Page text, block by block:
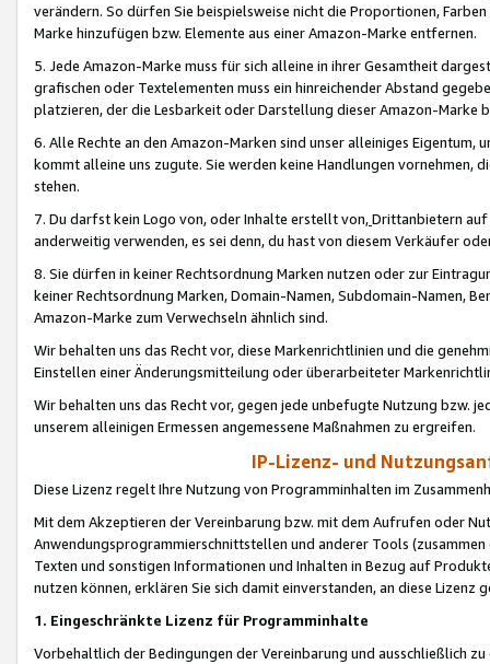
verändern. So dürfen Sie beispielsweise nicht die Proportionen,
Marke hinzufügen bzw. Elemente aus einer Amazon-Marke entfernen.
5. Jede Amazon-Marke muss für sich alleine in ihrer Gesamtheit
grafischen oder Textelementen muss ein hinreichender Abstand
platzieren, der die Lesbarkeit oder Darstellung dieser Amazon-Marke
6. Alle Rechte an den Amazon-Marken sind unser alleiniges
kommt alleine uns zugute. Sie werden keine Handlungen vornehmen,
stehen.
7. Du darfst kein Logo von, oder Inhalte erstellt von,Drittanbietern auf
anderweitig verwenden, es sei denn, du hast von diesem Verkäufer
8. Sie dürfen in keiner Rechtsordnung Marken nutzen oder zur
keiner Rechtsordnung Marken, Domain-Namen, Subdomain-Namen,
Amazon-Marke zum Verwechseln ähnlich sind.
Wir behalten uns das Recht vor, diese Markenrichtlinien und die
Einstellen einer Änderungsmitteilung oder überarbeiteter
Wir behalten uns das Recht vor, gegen jede unbefugte Nutzung bzw.
unserem alleinigen Ermessen angemessene Maßnahmen zu ergreifen.
IP-Lizenz- und
Diese Lizenz regelt Ihre Nutzung von Programminhalten im
Mit dem Akzeptieren der Vereinbarung bzw. mit dem Aufrufen oder
Anwendungsprogrammierschnittstellen und anderer Tools (zusammen
Texten und sonstigen Informationen und Inhalten in Bezug auf
nutzen können, erklären Sie sich damit einverstanden, an diese Lizenz
1. Eingeschränkte Lizenz für Programminhalte
Vorbehaltlich der Bedingungen der Vereinbarung und ausschließlich